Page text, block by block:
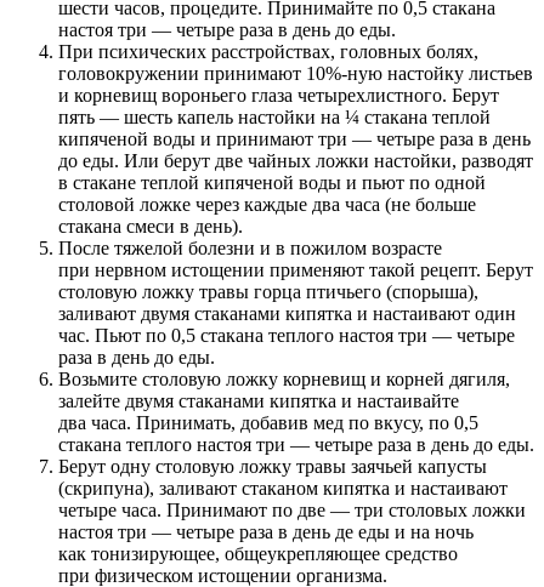
шести часов, процедите. Принимайте по 0,5 стакана
настоя три — четыре раза в день до еды.
При психических расстройствах, головных болях,
головокружении принимают 10%-ную настойку листьев
и корневищ вороньего глаза четырехлистного. Берут
пять — шесть капель настойки на ¼ стакана теплой
кипяченой воды и принимают три — четыре раза в день
до еды. Или берут две чайных ложки настойки, разводят
в стакане теплой кипяченой воды и пьют по одной
столовой ложке через каждые два часа (не больше
стакана смеси в день).
После тяжелой болезни и в пожилом возрасте
при нервном истощении применяют такой рецепт. Берут
столовую ложку травы горца птичьего (спорыша),
заливают двумя стаканами кипятка и настаивают один
час. Пьют по 0,5 стакана теплого настоя три — четыре
раза в день до еды.
Возьмите столовую ложку корневищ и корней дягиля,
залейте двумя стаканами кипятка и настаивайте
два часа. Принимать, добавив мед по вкусу, по 0,5
стакана теплого настоя три — четыре раза в день до еды.
Берут одну столовую ложку травы заячьей капусты
(скрипуна), заливают стаканом кипятка и настаивают
четыре часа. Принимают по две — три столовых ложки
настоя три — четыре раза в день де еды и на ночь
как тонизирующее, общеукрепляющее средство
при физическом истощении организма.